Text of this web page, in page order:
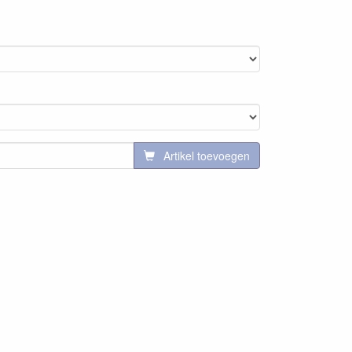
Artikel toevoegen